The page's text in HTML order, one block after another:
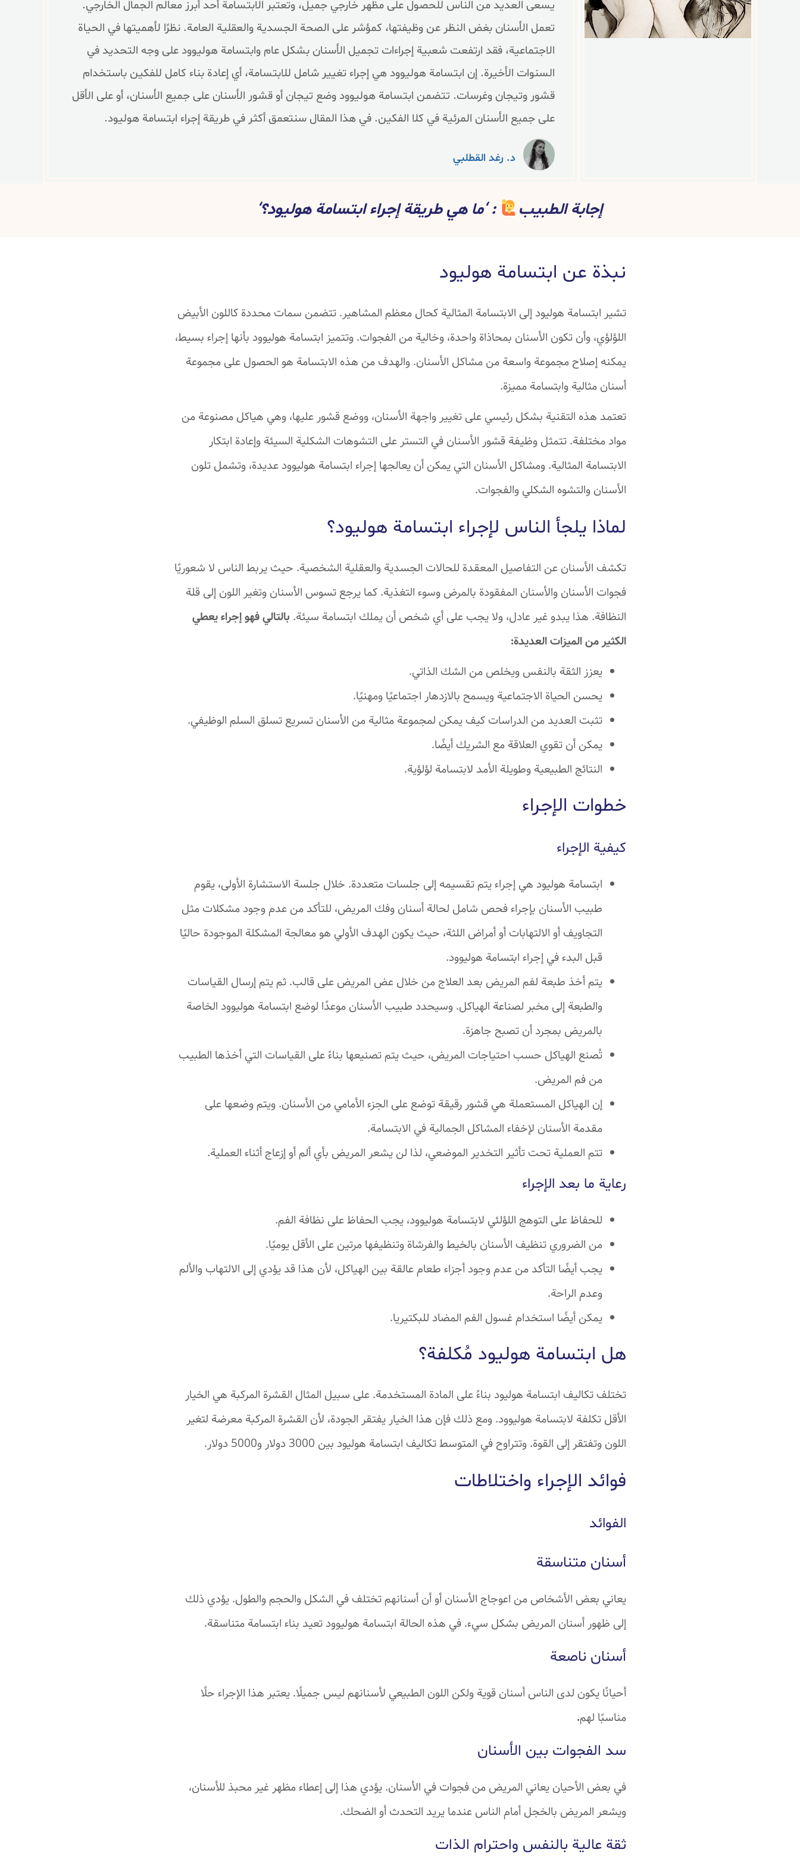
يسعى العديد من الناس للحصول على مظهر خارجي جميل، وتعتبر الابتسامة أحد أبرز معالم الجمال الخارجي.
تعمل الأسنان بغض النظر عن وظيفتها، كمؤشر على الصحة الجسدية والعقلية العامة. نظرًا لأهميتها في الحياة
الاجتماعية، فقد ارتفعت شعبية إجراءات تجميل الأسنان بشكل عام وابتسامة هوليوود على وجه التحديد في
السنوات الأخيرة. إن ابتسامة هوليوود هي إجراء تغيير شامل للابتسامة، أي إعادة بناء كامل للفكين باستخدام
قشور وتيجان وغرسات. تتضمن ابتسامة هوليوود وضع تيجان أو قشور الأسنان على جميع الأسنان، أو على الأقل
على جميع الأسنان المرئية في كلا الفكين. في هذا المقال سنتعمق أكثر في طريقة إجراء ابتسامة هوليود.
د. رغد القطلبي
إجابة الطبيب : ‘ما هي طريقة إجراء ابتسامة هوليود؟‘
نبذة عن ابتسامة هوليود
تشير ابتسامة هوليود إلى الابتسامة المثالية كحال معظم المشاهير. تتضمن سمات محددة كاللون الأبيض
اللؤلؤي، وأن تكون الأسنان بمحاذاة واحدة، وخالية من الفجوات. وتتميز ابتسامة هوليوود بأنها إجراء بسيط،
يمكنه إصلاح مجموعة واسعة من مشاكل الأسنان. والهدف من هذه الابتسامة هو الحصول على مجموعة
أسنان مثالية وابتسامة مميزة.
تعتمد هذه التقنية بشكل رئيسي على تغيير واجهة الأسنان، ووضع قشور عليها، وهي هياكل مصنوعة من
مواد مختلفة. تتمثل وظيفة قشور الأسنان في التستر على التشوهات الشكلية السيئة وإعادة ابتكار
الابتسامة المثالية. ومشاكل الأسنان التي يمكن أن يعالجها إجراء ابتسامة هوليوود عديدة، وتشمل تلون
الأسنان والتشوه الشكلي والفجوات.
لماذا يلجأ الناس لإجراء ابتسامة هوليود؟
تكشف الأسنان عن التفاصيل المعقدة للحالات الجسدية والعقلية الشخصية. حيث يربط الناس لا شعوريًا
فجوات الأسنان والأسنان المفقودة بالمرض وسوء التغذية. كما يرجع تسوس الأسنان وتغير اللون إلى قلة
النظافة. هذا يبدو غير عادل، ولا يجب على أي شخص أن يملك ابتسامة سيئة. بالتالي فهو إجراء يعطي
الكثير من الميزات العديدة:
يعزز الثقة بالنفس ويخلص من الشك الذاتي.
يحسن الحياة الاجتماعية ويسمح بالازدهار اجتماعيًا ومهنيًا.
تثبت العديد من الدراسات كيف يمكن لمجموعة مثالية من الأسنان تسريع تسلق السلم الوظيفي.
يمكن أن تقوي العلاقة مع الشريك أيضًا.
النتائج الطبيعية وطويلة الأمد لابتسامة لؤلؤية.
خطوات الإجراء
كيفية الإجراء
ابتسامة هوليود هي إجراء يتم تقسيمه إلى جلسات متعددة. خلال جلسة الاستشارة الأولى، يقوم
طبيب الأسنان بإجراء فحص شامل لحالة أسنان وفك المريض، للتأكد من عدم وجود مشكلات مثل
التجاويف أو الالتهابات أو أمراض اللثة، حيث يكون الهدف الأولي هو معالجة المشكلة الموجودة حاليًا
قبل البدء في إجراء ابتسامة هوليوود.
يتم أخذ طبعة لفم المريض بعد العلاج من خلال عض المريض على قالب. ثم يتم إرسال القياسات
والطبعة إلى مخبر لصناعة الهياكل. وسيحدد طبيب الأسنان موعدًا لوضع ابتسامة هوليوود الخاصة
بالمريض بمجرد أن تصبح جاهزة.
تُصنع الهياكل حسب احتياجات المريض، حيث يتم تصنيعها بناءً على القياسات التي أخذها الطبيب
من فم المريض.
إن الهياكل المستعملة هي قشور رقيقة توضع على الجزء الأمامي من الأسنان. ويتم وضعها على
مقدمة الأسنان لإخفاء المشاكل الجمالية في الابتسامة.
تتم العملية تحت تأثير التخدير الموضعي، لذا لن يشعر المريض بأي ألم أو إزعاج أثناء العملية.
رعاية ما بعد الإجراء
للحفاظ على التوهج اللؤلئي لابتسامة هوليوود، يجب الحفاظ على نظافة الفم.
من الضروري تنظيف الأسنان بالخيط والفرشاة وتنظيفها مرتين على الأقل يوميًا.
يجب أيضًا التأكد من عدم وجود أجزاء طعام عالقة بين الهياكل، لأن هذا قد يؤدي إلى الالتهاب والألم
وعدم الراحة.
يمكن أيضًا استخدام غسول الفم المضاد للبكتيريا.
هل ابتسامة هوليود مُكلفة؟
تختلف تكاليف ابتسامة هوليود بناءً على المادة المستخدمة. على سبيل المثال القشرة المركبة هي الخيار
الأقل تكلفة لابتسامة هوليوود. ومع ذلك فإن هذا الخيار يفتقر الجودة، لأن القشرة المركبة معرضة لتغير
اللون وتفتقر إلى القوة. وتتراوح في المتوسط تكاليف ابتسامة هوليود بين 3000 دولار و5000 دولار.
فوائد الإجراء واختلاطات
الفوائد
أسنان متناسقة
يعاني بعض الأشخاص من اعوجاج الأسنان أو أن أسنانهم تختلف في الشكل والحجم والطول. يؤدي ذلك
إلى ظهور أسنان المريض بشكل سيء. في هذه الحالة ابتسامة هوليوود تعيد بناء ابتسامة متناسقة.
أسنان ناصعة
أحيانًا يكون لدى الناس أسنان قوية ولكن اللون الطبيعي لأسنانهم ليس جميلًا. يعتبر هذا الإجراء حلًا
مناسبًا لهم.
سد الفجوات بين الأسنان
في بعض الأحيان يعاني المريض من فجوات في الأسنان. يؤدي هذا إلى إعطاء مظهر غير محبذ للأسنان،
ويشعر المريض بالخجل أمام الناس عندما يريد التحدث أو الضحك.
ثقة عالية بالنفس واحترام الذات